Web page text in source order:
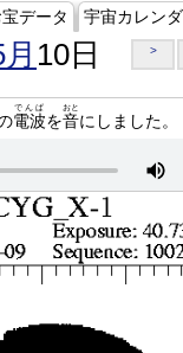
データ 宇宙カレン
10日 >
電波
でんぱ
を音
おと
にしました。